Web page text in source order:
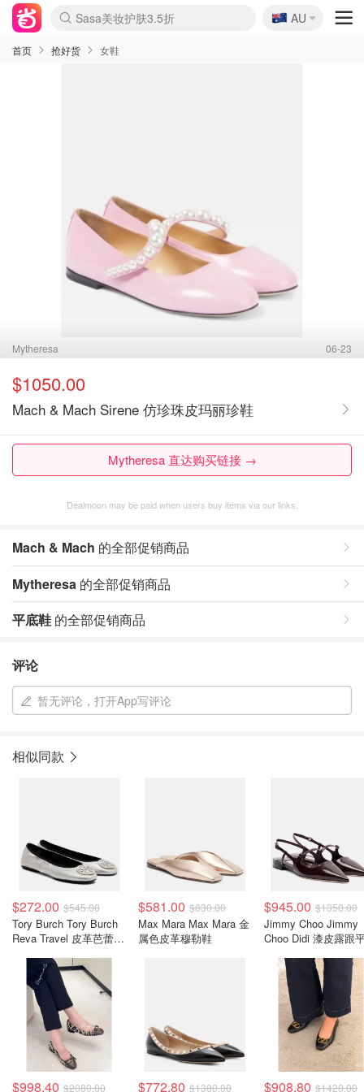
lululemon折扣上新
Sasa美妆护肤3.5折
SSENSE年中3折
FreshBeauty好价汇总
Cettire降价+叠9折
Farfetch折上8折
WWS Coles超市实拍
viagogo二手票捡漏
Myer清仓1折起
The Outnet奢牌1折起
David Jones 3折起
Flannels大牌1折
Perfumes Club护肤1折
AMIRO返校季6.2折
Oweek抽奖送Airpods
Amazon折扣汇总
eToro入金$200送$50
Amazon数码好物
ICONIC本周7.5折
ThedoubleF高奢地板价
Moose Knuckles 6折
丝芙兰5折起
EUFY官网3.7折起
Selenichast首饰2折
Trip机票酒店促销
YSL送5件彩妆礼
Amazon家居好物
BIGBANG巡演开票
David Jones时尚3折
Amazon美妆护肤
雅漾大喷$8
过敏原检测盒$33
伊索独家赠50ml沐浴露
科颜氏清仓3折
SEALIFE海洋馆门票6折
丝塔芙大白罐$16
订阅Newsletter送香薰
Cult Beauty 6.8折
Harrods圣诞日历2.3折
LN-CC奢牌私促3折
d'Alba空姐喷雾$16
EVE LOM套装逆天2折
Bernardelli独家4折
Adore Beauty 6折起
CT圣诞日历
Mytheresa奢品2.7折
Luxury Escapes 9折
Currentbody美容仪9折
卡诗9折+赠4件礼
MOON Garden Live
ALLSAINTS美衣3折
Roborock扫地机3.7折
Tingo Life水杯$24
Valentino官网5折
CR洗发护发6.3折
🇦🇺
AU
首页 抢好货 女鞋
Mytheresa 06-23
$1050.00
Mach & Mach Sirene 仿珍珠皮玛丽珍鞋
Mytheresa 直达购买链接 →
Dealmoon may be paid when users buy items via our links.
Mach & Mach 的全部促销商品
Mytheresa 的全部促销商品
平底鞋 的全部促销商品
评论
暂无评论，打开App写评论
相似同款
$272.00 $545.00
Tory Burch Tory Burch
Reva Travel 皮革芭蕾平
$581.00 $830.00
Max Mara Max Mara 金
属色皮革穆勒鞋
$945.00 $1350.00
Jimmy Choo Jimmy
Choo Didi 漆皮露跟
$998.40 $2080.00 $772.80 $1380.00 $908.80 $1420.00